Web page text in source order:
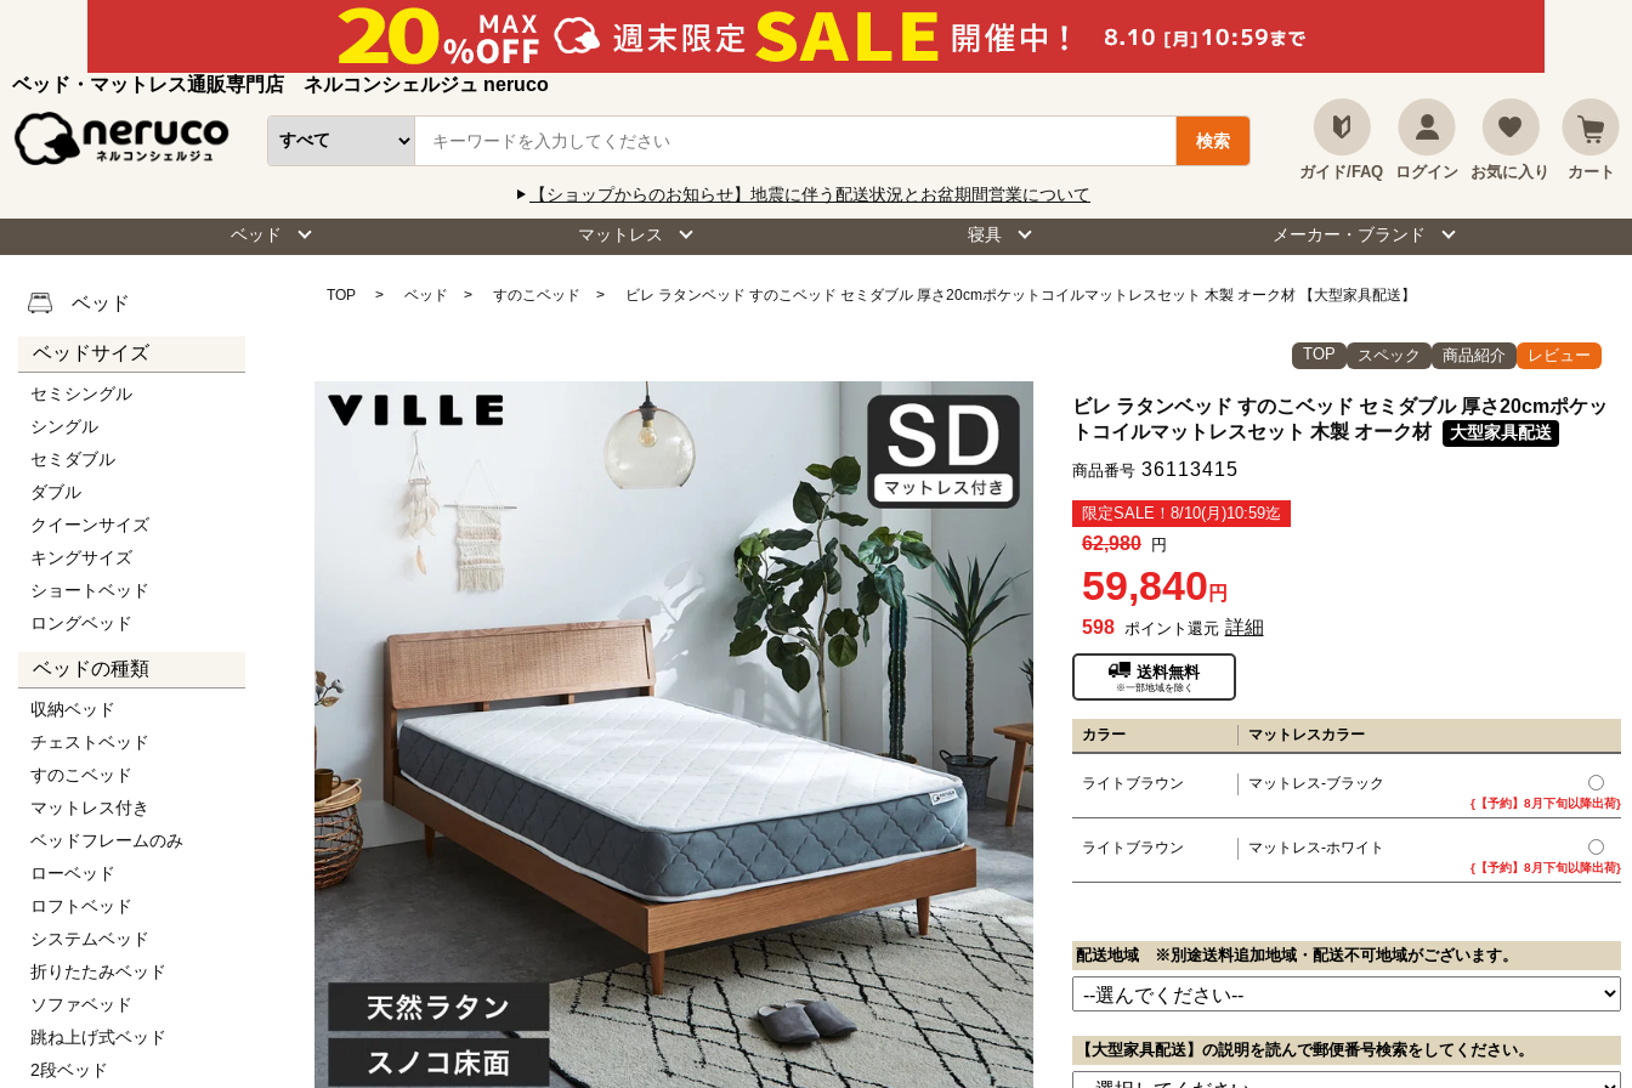
ベッド・マットレス通販専門店 ネルコンシェルジュ neruco
ガイド/FAQ ログイン お気に入り カート
【ショップからのお知らせ】地震に伴う配送状況とお盆期間営業について
ベッド マットレス 寝具 メーカー・ブランド
ベッド
ベッドサイズ
セミシングル
シングル
セミダブル
ダブル
クイーンサイズ
キングサイズ
ショートベッド
ロングベッド
ベッドの種類
収納ベッド
チェストベッド
すのこベッド
マットレス付き
ベッドフレームのみ
ローベッド
ロフトベッド
システムベッド
折りたたみベッド
ソファベッド
跳ね上げ式ベッド
2段ベッド
TOP ベッド すのこベッド ビレ ラタンベッド すのこベッド セミダブル 厚さ20cmポケットコイルマットレスセット 木製 オーク材 【大型家具配送】
TOP スペック 商品紹介 レビュー
ビレ ラタンベッド すのこベッド セミダブル 厚さ20cmポケッ
トコイルマットレスセット 木製 オーク材
大型家具配送
商品番号36113415
限定SALE！8/10(月)10:59迄
62,980 円
59,840 円
598 ポイント還元 詳細
送料無料
※一部地域を除く
カラー マットレスカラー
ライトブラウン マットレス-ブラック
{【予約】8月下旬以降出荷}
ライトブラウン マットレス-ホワイト
{【予約】8月下旬以降出荷}
配送地域 ※別途送料追加地域・配送不可地域がございます。
【大型家具配送】の説明を読んで郵便番号検索をしてください。